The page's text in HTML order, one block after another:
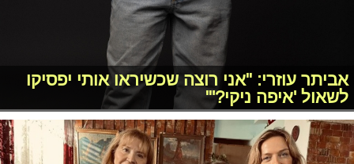
אביתר עוזרי: "אני רוצה שכשיראו אותי יפסיקו
לשאול 'איפה ניקי?'"